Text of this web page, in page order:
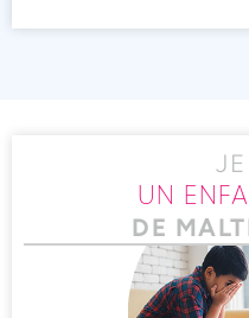
UN
DE